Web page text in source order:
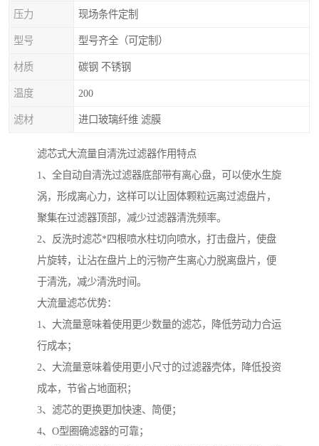
压力 现场条件定制
型号 型号齐全（可定制）
材质 碳钢 不锈钢
温度 200
滤材 进口玻璃纤维 滤膜
滤芯式大流量自清洗过滤器作用特点
1、全自动自清洗过滤器底部带有离心盘，可以使水生旋
涡，形成离心力，这样可以让固体颗粒远离过滤盘片，
聚集在过滤器顶部，减少过滤器清洗频率。
2、反洗时滤芯*四根喷水柱切向喷水，打击盘片，使盘
片旋转，让沾在盘片上的污物产生离心力脱离盘片，便
于清洗，减少清洗时间。
大流量滤芯优势：
1、大流量意味着使用更少数量的滤芯，降低劳动力合运
行成本；
2、大流量意味着使用更小尺寸的过滤器壳体，降低投资
成本，节省占地面积；
3、滤芯的更换更加快速、简便；
4、O型圈确滤器的可靠；